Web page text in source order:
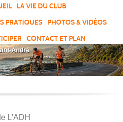
LA VIE DU CLUB
PRATIQUES
PHOTOS & VIDÉOS
CONTACT ET PLAN
L'ADH